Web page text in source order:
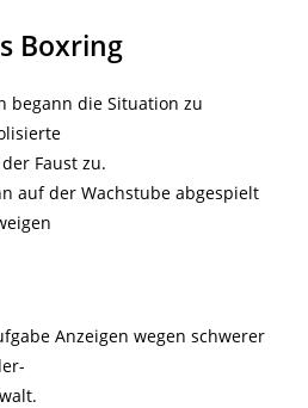
Boxring
begann die Situation zu
Faust zu.
auf der Wachstube abgespielt
Anzeigen wegen schwerer